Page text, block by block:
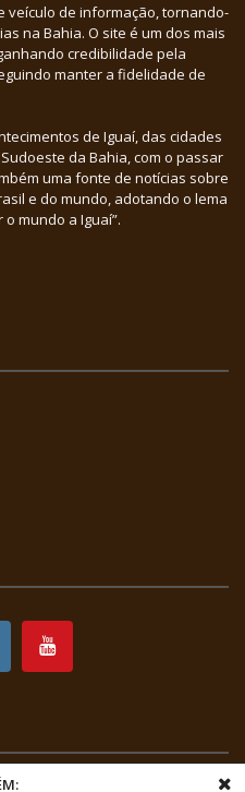
veículo de informação, tornando-
na Bahia. O site é um dos mais
credibilidade pela
manter a fidelidade de
de Iguaí, das cidades
da Bahia, com o passar
uma fonte de notícias sobre
e do mundo, adotando o lema
mundo a Iguaí”.